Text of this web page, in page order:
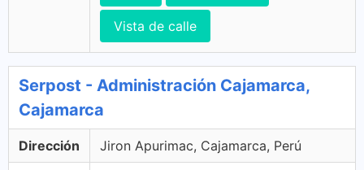
Vista de calle
Serpost - Administración Cajamarca,
Cajamarca
Dirección Jiron Apurimac, Cajamarca, Perú